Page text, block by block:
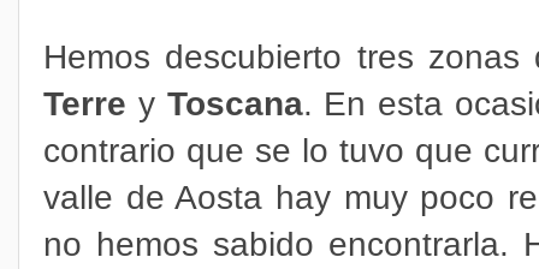
Hemos descubierto tres
Terre y Toscana. En esta
contrario que se lo tuvo que
valle de Aosta hay muy poco
no hemos sabido encontrarla.